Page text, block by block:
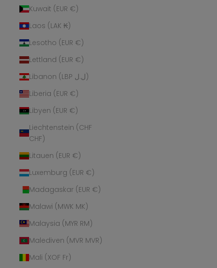
Kuwait (EUR €)
Laos (LAK ₭)
Lesotho (EUR €)
Lettland (EUR €)
Libanon (LBP ل.ل)
Liberia (EUR €)
Libyen (EUR €)
Liechtenstein (CHF
CHF)
Litauen (EUR €)
Luxemburg (EUR €)
Madagaskar (EUR €)
Malawi (MWK MK)
Malaysia (MYR RM)
Malediven (MVR MVR)
Mali (XOF Fr)